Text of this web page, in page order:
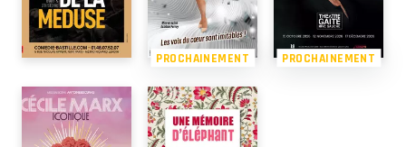
PROCHAINEMENT PROCHAINEMENT